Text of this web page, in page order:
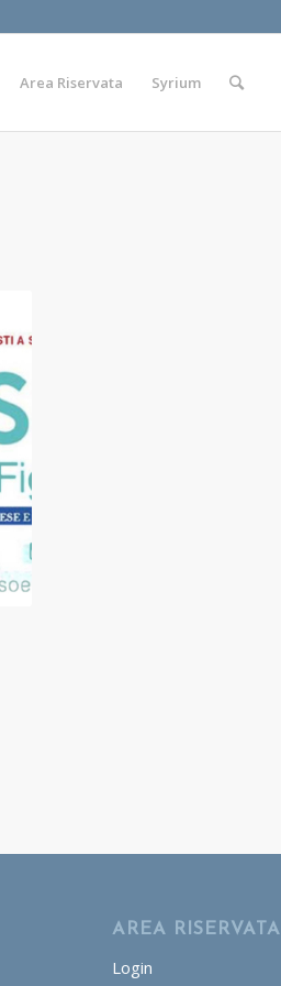
Area Riservata Syrium
AREA RISERVATA
Login